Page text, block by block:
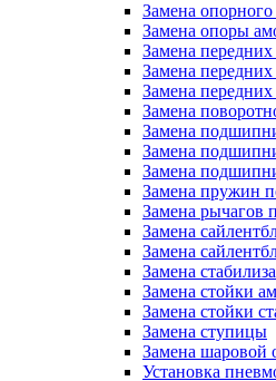
Замена
Замена опоры
Замена передних
Замена передних
Замена передних
Замена
Замена
Замена
Замена
Замена пружин
Замена рычагов
Замена
Замена
Замена
Замена стойки
Замена стойки
Замена ступицы
Замена шаровой
Установка